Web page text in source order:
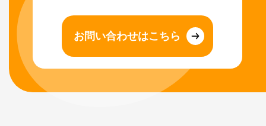
お問い合わせはこちら